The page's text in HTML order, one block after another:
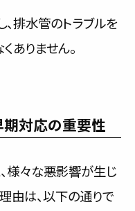
排水管のトラブルを
ありません。
期対応の重要性
様々な悪影響が生じ
由は、以下の通りで